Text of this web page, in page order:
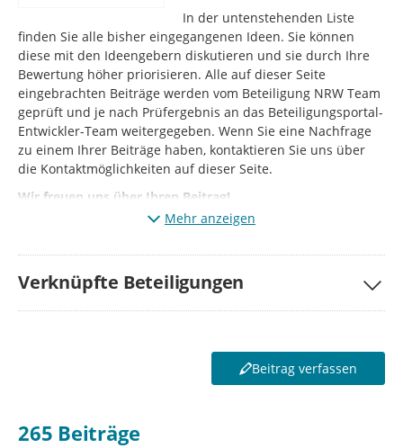
In der untenstehenden Liste
finden Sie alle bisher eingegangenen Ideen. Sie können
diese mit den Ideengebern diskutieren und sie durch Ihre
Bewertung höher priorisieren. Alle auf dieser Seite
eingebrachten Beiträge werden vom Beteiligung NRW Team
geprüft und je nach Prüfergebnis an das Beteiligungsportal-
Entwickler-Team weitergegeben. Wenn Sie eine Nachfrage
zu einem Ihrer Beiträge haben, kontaktieren Sie uns über
die Kontaktmöglichkeiten auf dieser Seite.
Wir freuen uns über Ihren Beitrag!
Mehr anzeigen
Verknüpfte Beteiligungen
Beitrag verfassen
265 Beiträge